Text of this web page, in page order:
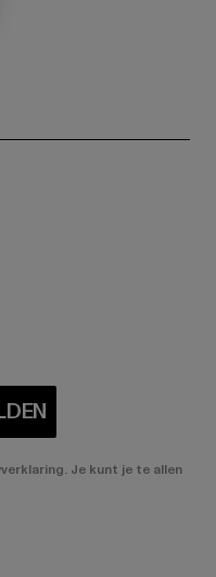
Je kunt je te allen